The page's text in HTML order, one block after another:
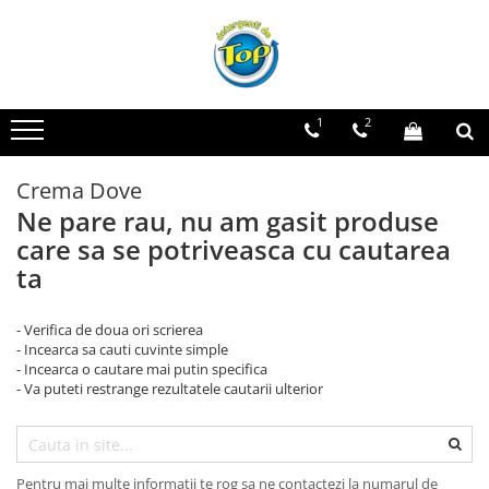
Ingrijire Casa
Detergenti Rufe
Detergenti Pudra
Detergent Lichid
Balsam De Rufe
Detergenti Curatenie Casa
Asevi Pardoseli
Produse Pentru Baie
Produse Pentru Bucatarie
Detergenti Curatenie Casa
Detergent Pardoseli
1 2
Crema Dove
Ne pare rau, nu am gasit produse
care sa se potriveasca cu cautarea
ta
- Verifica de doua ori scrierea
- Incearca sa cauti cuvinte simple
- Incearca o cautare mai putin specifica
- Va puteti restrange rezultatele cautarii ulterior
Pentru mai multe informatii te rog sa ne contactezi la numarul de